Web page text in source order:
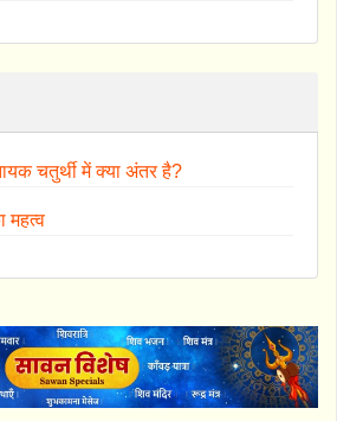
चतुर्थी में क्या अंतर है?
महत्व